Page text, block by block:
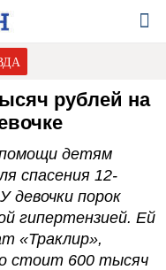
рублей на
детям
спасения 12-
девочки порок
гипертензией. Ей
«Траклир»,
стоит 600 тысяч